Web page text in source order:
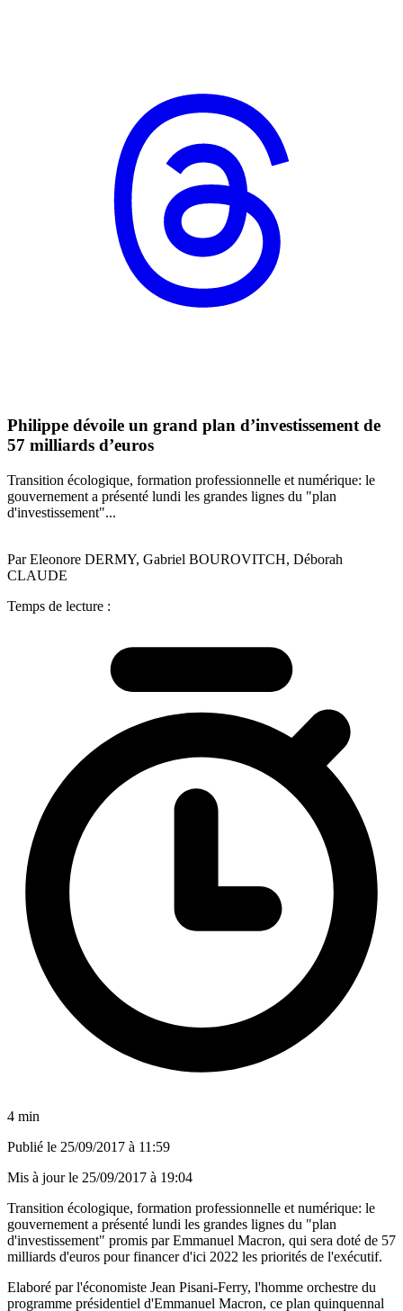
Philippe dévoile un grand plan d’investissement de
57 milliards d’euros
Transition écologique, formation professionnelle et numérique: le
gouvernement a présenté lundi les grandes lignes du "plan
d'investissement"...
Par Eleonore DERMY, Gabriel BOUROVITCH, Déborah
CLAUDE
Temps de lecture :
4 min
Publié le 25/09/2017 à 11:59
Mis à jour le 25/09/2017 à 19:04
Transition écologique, formation professionnelle et numérique: le
gouvernement a présenté lundi les grandes lignes du "plan
d'investissement" promis par Emmanuel Macron, qui sera doté de 57
milliards d'euros pour financer d'ici 2022 les priorités de l'exécutif.
Elaboré par l'économiste Jean Pisani-Ferry, l'homme orchestre du
programme présidentiel d'Emmanuel Macron, ce plan quinquennal